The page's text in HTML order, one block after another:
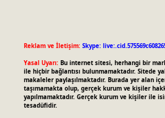
Reklam ve İletişim: Skype:
Yasal Uyarı: Bu internet sitesi, herhangi bir
ile hiçbir bağlantısı bulunmamaktadır. Sitede
makaleler paylaşılmaktadır. Burada yer alan
taşımamakta olup, gerçek kurum ve kişiler
yapılmamaktadır. Gerçek kurum ve kişiler ile
tesadüfidir.